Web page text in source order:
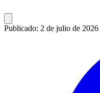
Publicado: 2 de julio de 2026